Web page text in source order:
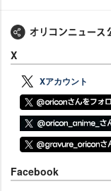
X
Xアカウント
Facebook